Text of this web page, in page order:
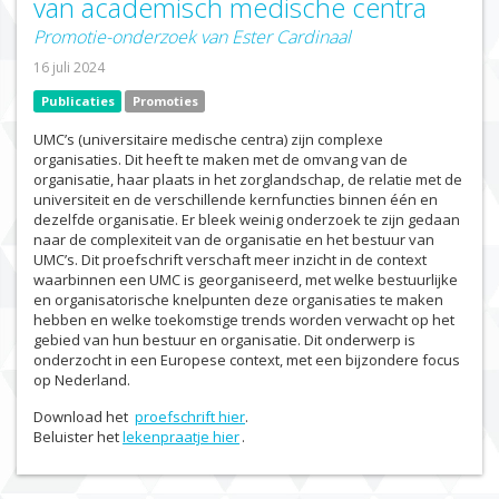
Promotie-onderzoek van Ester Cardinaal
16 juli 2024
Publicaties Promoties
UMC’s (universitaire medische centra) zijn complexe
organisaties. Dit heeft te maken met de omvang van de
organisatie, haar plaats in het zorglandschap, de relatie met de
universiteit en de verschillende kernfuncties binnen één en
dezelfde organisatie. Er bleek weinig onderzoek te zijn gedaan
naar de complexiteit van de organisatie en het bestuur van
UMC’s. Dit proefschrift verschaft meer inzicht in de context
waarbinnen een UMC is georganiseerd, met welke bestuurlijke
en organisatorische knelpunten deze organisaties te maken
hebben en welke toekomstige trends worden verwacht op het
gebied van hun bestuur en organisatie. Dit onderwerp is
onderzocht in een Europese context, met een bijzondere focus
op Nederland.
Download het proefschrift hier.
Beluister hetlekenpraatje hier.